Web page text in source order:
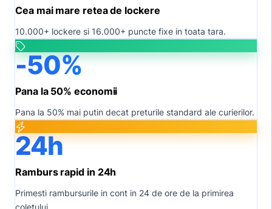
Cea mai mare retea de lockere
10.000+ lockere si 16.000+ puncte fixe in toata tara.
-50%
Pana la 50% economii
Pana la 50% mai putin decat preturile standard ale curierilor.
24h
Ramburs rapid in 24h
Primesti rambursurile in cont in 24 de ore de la primirea
coletului.